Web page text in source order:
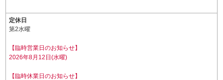
定休日
第2水曜
【臨時営業日のお知らせ】
2026年8月12日(水曜)
【臨時休業日のお知らせ】